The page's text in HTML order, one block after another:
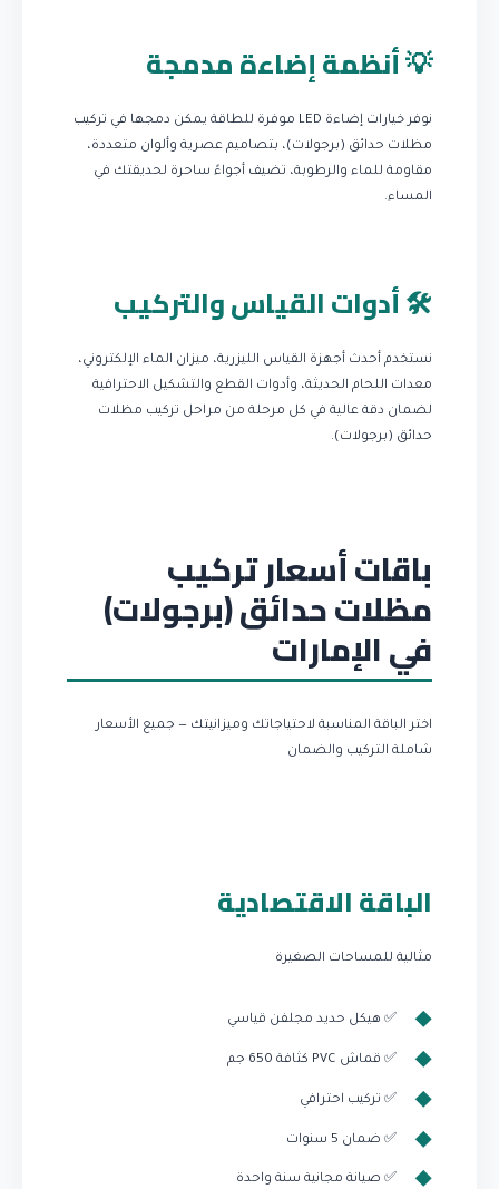
💡 أنظمة إضاءة مدمجة
نوفر خيارات إضاءة LED موفرة للطاقة يمكن دمجها في تركيب
مظلات حدائق (برجولات)، بتصاميم عصرية وألوان متعددة،
مقاومة للماء والرطوبة، تضيف أجواءً ساحرة لحديقتك في
المساء.
🛠️ أدوات القياس والتركيب
نستخدم أحدث أجهزة القياس الليزرية، ميزان الماء الإلكتروني،
معدات اللحام الحديثة، وأدوات القطع والتشكيل الاحترافية
لضمان دقة عالية في كل مرحلة من مراحل تركيب مظلات
حدائق (برجولات).
باقات أسعار تركيب
مظلات حدائق (برجولات)
في الإمارات
اختر الباقة المناسبة لاحتياجاتك وميزانيتك — جميع الأسعار
شاملة التركيب والضمان
الباقة الاقتصادية
مثالية للمساحات الصغيرة
✅ هيكل حديد مجلفن قياسي
✅ قماش PVC كثافة 650 جم
✅ تركيب احترافي
✅ ضمان 5 سنوات
✅ صيانة مجانية سنة واحدة